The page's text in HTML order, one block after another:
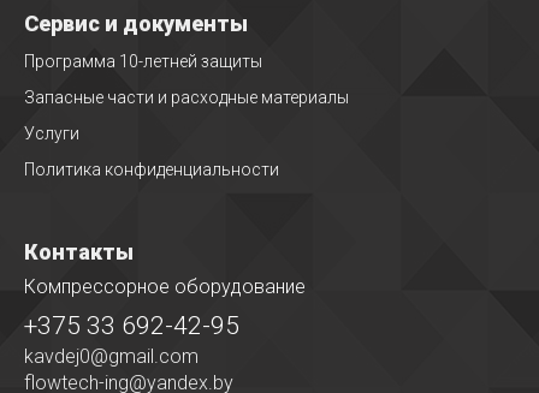
Сервис и документы
Программа 10-летней защиты
Запасные части и расходные материалы
Услуги
Политика конфиденциальности
Контакты
Компрессорное оборудование
+375 33 692-42-95
kavdej0@gmail.com
flowtech-ing@yandex.by